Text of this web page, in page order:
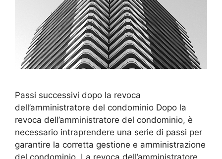
Passi successivi dopo la revoca
dell’amministratore del condominio Dopo la
revoca dell’amministratore del condominio, è
necessario intraprendere una serie di passi per
garantire la corretta gestione e amministrazione
del condominio. La revoca dell’amministratore